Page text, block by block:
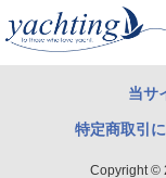
当サ
特定商取引
Copyright ©